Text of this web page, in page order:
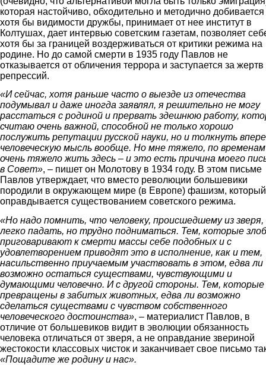
которая настойчиво, обходительно и методично добивается
хотя бы видимости дружбы, принимает от нее институт в
Колтушах, дает интервью советским газетам, позволяет
хотя бы за границей воздерживаться от критики режима на
родине. Но до самой смерти в 1935 году Павлов не
отказывается от обличения террора и заступается за жертв
репрессий.
«И сейчас, хотя раньше часто о выезде из отечества
подумывал и даже иногда заявлял, я решительно не могу
расстаться с родиной и прервать здешнюю работу,
считаю очень важной, способной не только хорошо
послужить репутации русской науки, но и толкнуть
человеческую мысль вообще. Но мне тяжело, по временам
очень тяжело жить здесь – и это есть причина моего
в Совет», – пишет он Молотову в 1934 году. В этом письме
Павлов утверждает, что вместо революции большевики
породили в окружающем мире (в Европе) фашизм, который
оправдывается существованием советского режима.
«Но надо помнить, что человеку, происшедшему из зверя,
легко падать, но трудно подниматься. Тем, которые
приговаривают к смерти массы себе подобных и с
удовлетворением приводят это в исполнение, как и тем,
насильственно приучаемым участвовать в этом, едва ли
возможно остаться существами, чувствующими и
думающими человечно. И с другой стороны. Тем, которые
превращены в забитых животных, едва ли возможно
сделаться существами с чувством собственного
человеческого достоинства», – материалист Павлов, в
отличие от большевиков видит в эволюции обязанность
человека отличаться от зверя, а не оправдание звериной
жестокости классовых чисток и заканчивает свое письмо
«Пощадите же родину и нас».